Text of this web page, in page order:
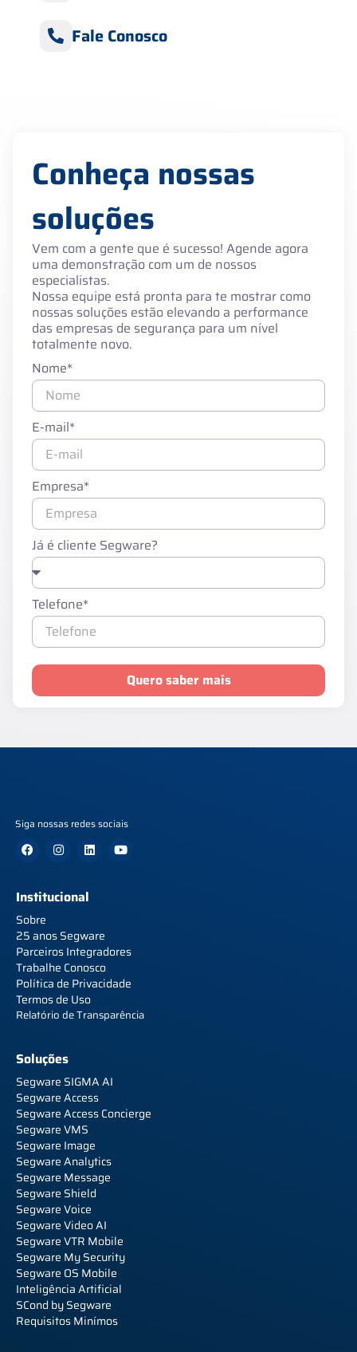
Fale Conosco
Conheça nossas
soluções
Vem com a gente que é sucesso! Agende agora
uma demonstração com um de nossos
especialistas.
Nossa equipe está pronta para te mostrar como
nossas soluções estão elevando a performance
das empresas de segurança para um nível
totalmente novo.
Nome*
E-mail*
Empresa*
Já é cliente Segware?
Telefone*
Quero saber mais
Siga nossas redes sociais
Institucional
Sobre
25 anos Segware
Parceiros Integradores
Trabalhe Conosco
Política de Privacidade
Termos de Uso
Relatório de Transparência
Soluções
Segware SIGMA AI
Segware Access
Segware Access Concierge
Segware VMS
Segware Image
Segware Analytics
Segware Message
Segware Shield
Segware Voice
Segware Video AI
Segware VTR Mobile
Segware My Security
Segware OS Mobile
Inteligência Artificial
SCond by Segware
Requisitos Minímos